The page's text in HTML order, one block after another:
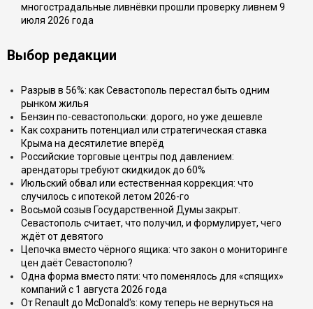
многострадальные ливнёвки прошли проверку ливнем 9
июля 2026 года
Выбор редакции
Разрыв в 56%: как Севастополь перестал быть одним
рынком жилья
Бензин по-севастопольски: дорого, но уже дешевле
Как сохранить потенциал или стратегическая ставка
Крыма на десятилетие вперёд
Российские торговые центры под давлением:
арендаторы требуют скидкидок до 60%
Июльский обвал или естественная коррекция: что
случилось с ипотекой летом 2026-го
Восьмой созыв Государственной Думы закрыт.
Севастополь считает, что получил, и формулирует, чего
ждёт от девятого
Цепочка вместо чёрного ящика: что закон о мониторинге
цен даёт Севастополю?
Одна форма вместо пяти: что поменялось для «спящих»
компаний с 1 августа 2026 года
От Renault до McDonald's: кому теперь не вернуться на